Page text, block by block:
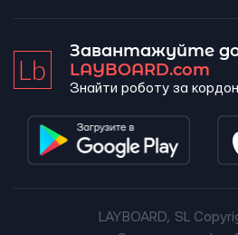
Завантажуйте
LAYBOARD.com
Знайти роботу за
LAYBOARD, SL